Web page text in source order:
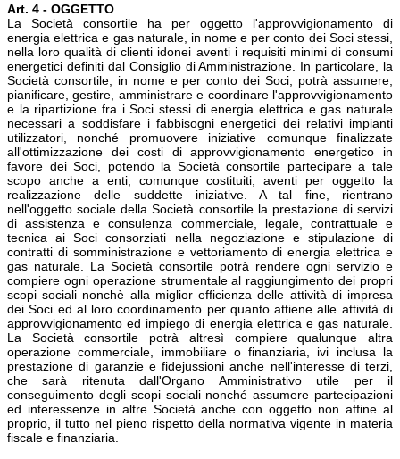
Art. 4 - OGGETTO
La Società consortile ha per oggetto l'approvvigionamento di
energia elettrica e gas naturale, in nome e per conto dei Soci stessi,
nella loro qualità di clienti idonei aventi i requisiti minimi di consumi
energetici definiti dal Consiglio di Amministrazione. In particolare, la
Società consortile, in nome e per conto dei Soci, potrà assumere,
pianificare, gestire, amministrare e coordinare l'approvvigionamento
e la ripartizione fra i Soci stessi di energia elettrica e gas naturale
necessari a soddisfare i fabbisogni energetici dei relativi impianti
utilizzatori, nonché promuovere iniziative comunque finalizzate
all'ottimizzazione dei costi di approvvigionamento energetico in
favore dei Soci, potendo la Società consortile partecipare a tale
scopo anche a enti, comunque costituiti, aventi per oggetto la
realizzazione delle suddette iniziative. A tal fine, rientrano
nell'oggetto sociale della Società consortile la prestazione di servizi
di assistenza e consulenza commerciale, legale, contrattuale e
tecnica ai Soci consorziati nella negoziazione e stipulazione di
contratti di somministrazione e vettoriamento di energia elettrica e
gas naturale. La Società consortile potrà rendere ogni servizio e
compiere ogni operazione strumentale al raggiungimento dei propri
scopi sociali nonchè alla miglior efficienza delle attività di impresa
dei Soci ed al loro coordinamento per quanto attiene alle attività di
approvvigionamento ed impiego di energia elettrica e gas naturale.
La Società consortile potrà altresì compiere qualunque altra
operazione commerciale, immobiliare o finanziaria, ivi inclusa la
prestazione di garanzie e fidejussioni anche nell'interesse di terzi,
che sarà ritenuta dall'Organo Amministrativo utile per il
conseguimento degli scopi sociali nonché assumere partecipazioni
ed interessenze in altre Società anche con oggetto non affine al
proprio, il tutto nel pieno rispetto della normativa vigente in materia
fiscale e finanziaria.